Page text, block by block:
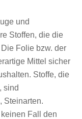
und
Stoffen, die die
Folie bzw. der
Mittel sicher
Stoffe, die
sind
Steinarten.
Fall den